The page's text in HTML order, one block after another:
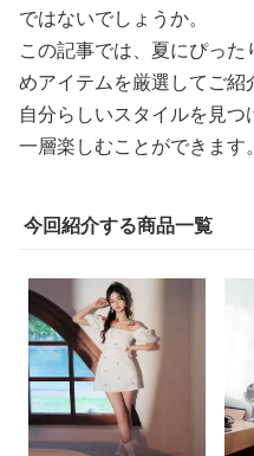
ではないでしょうか。
この記事では、夏にぴっ
めアイテムを厳選してご紹
自分らしいスタイルを見
一層楽しむことができます。
今回紹介する商品一覧